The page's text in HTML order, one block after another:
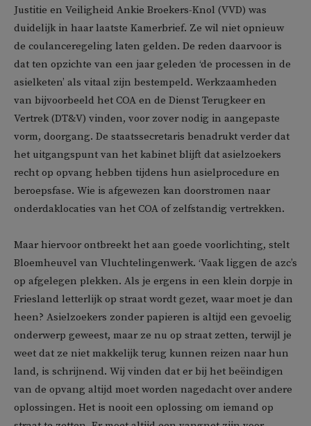
Justitie en Veiligheid Ankie Broekers-Knol (VVD) was
duidelijk in haar laatste Kamerbrief. Ze wil niet opnieuw
de coulanceregeling laten gelden. De reden daarvoor is
dat ten opzichte van een jaar geleden ‘de processen in de
asielketen’ als vitaal zijn bestempeld. Werkzaamheden
van bijvoorbeeld het COA en de Dienst Terugkeer en
Vertrek (DT&V) vinden, voor zover nodig in aangepaste
vorm, doorgang. De staatssecretaris benadrukt verder dat
het uitgangspunt van het kabinet blijft dat asielzoekers
recht op opvang hebben tijdens hun asielprocedure en
beroepsfase. Wie is afgewezen kan doorstromen naar
onderdaklocaties van het COA of zelfstandig vertrekken.
Maar hiervoor ontbreekt het aan goede voorlichting, stelt
Bloemheuvel van Vluchtelingenwerk. ‘Vaak liggen de azc’s
op afgelegen plekken. Als je ergens in een klein dorpje in
Friesland letterlijk op straat wordt gezet, waar moet je dan
heen? Asielzoekers zonder papieren is altijd een gevoelig
onderwerp geweest, maar ze nu op straat zetten, terwijl je
weet dat ze niet makkelijk terug kunnen reizen naar hun
land, is schrijnend. Wij vinden dat er bij het beëindigen
van de opvang altijd moet worden nagedacht over andere
oplossingen. Het is nooit een oplossing om iemand op